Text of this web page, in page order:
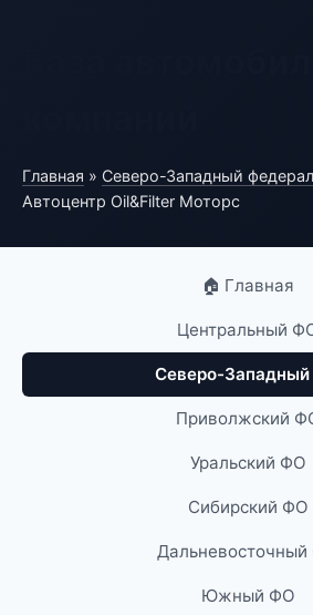
Главная » Северо-Западный
Автоцентр Oil&Filter Моторс
🏠 Главная
Центральный
Северо-
Приволжский
Уральский ФО
Сибирский ФО
Южный ФО